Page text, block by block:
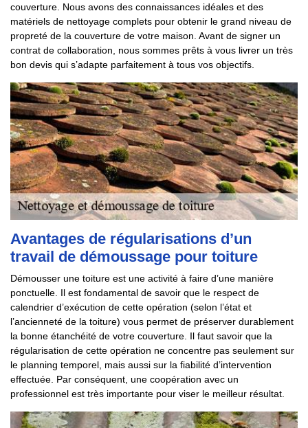
couverture. Nous avons des connaissances idéales et des
matériels de nettoyage complets pour obtenir le grand niveau de
propreté de la couverture de votre maison. Avant de signer un
contrat de collaboration, nous sommes prêts à vous livrer un très
bon devis qui s’adapte parfaitement à tous vos objectifs.
Avantages de régularisations d’un
travail de démoussage pour toiture
Démousser une toiture est une activité à faire d’une manière
ponctuelle. Il est fondamental de savoir que le respect de
calendrier d’exécution de cette opération (selon l’état et
l’ancienneté de la toiture) vous permet de préserver durablement
la bonne étanchéité de votre couverture. Il faut savoir que la
régularisation de cette opération ne concentre pas seulement sur
le planning temporel, mais aussi sur la fiabilité d’intervention
effectuée. Par conséquent, une coopération avec un
professionnel est très importante pour viser le meilleur résultat.